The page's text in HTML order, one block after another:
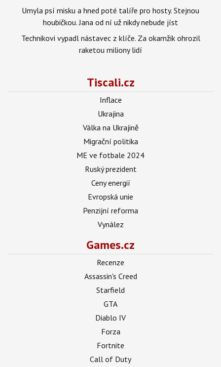
Umyla psí misku a hned poté talíře pro hosty. Stejnou
houbičkou. Jana od ní už nikdy nebude jíst
Technikovi vypadl nástavec z klíče. Za okamžik ohrozil
raketou miliony lidí
Tiscali.cz
Inflace
Ukrajina
Válka na Ukrajině
Migrační politika
ME ve fotbale 2024
Ruský prezident
Ceny energií
Evropská unie
Penzijní reforma
Vynález
Games.cz
Recenze
Assassin's Creed
Starfield
GTA
Diablo IV
Forza
Fortnite
Call of Duty